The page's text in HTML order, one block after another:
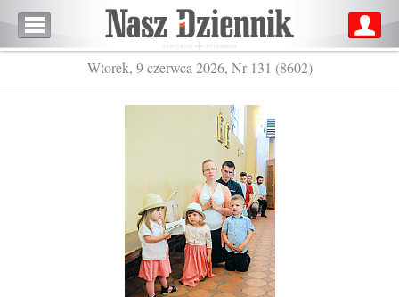
Wtorek, 9 czerwca 2026, Nr 131 (8602)